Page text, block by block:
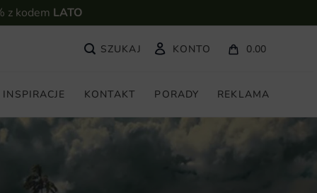
z kodem LATO
KONTO 0.00
INSPIRACJE KONTAKT PORADY REKLAMA